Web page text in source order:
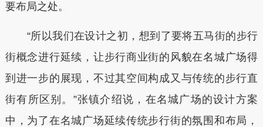
要布局之处。
“所以我们在设计之初，想到了要将五马街的步行
街概念进行延续，让步行商业街的风貌在名城广场得
到进一步的展现，不过其空间构成又与传统的步行直
街有所区别。”张镇介绍说，在名城广场的设计方案
中，为了在名城广场延续传统步行街的氛围和布局，